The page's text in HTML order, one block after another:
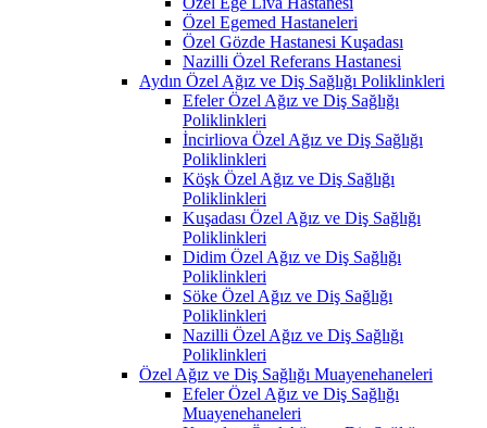
Özel Egemed Hastaneleri
Özel Gözde Hastanesi Kuşadası
Nazilli Özel Referans Hastanesi
Aydın Özel Ağız ve Diş Sağlığı Poliklinkleri
Efeler Özel Ağız ve Diş Sağlığı
Poliklinkleri
İncirliova Özel Ağız ve Diş Sağlığı
Poliklinkleri
Köşk Özel Ağız ve Diş Sağlığı
Poliklinkleri
Kuşadası Özel Ağız ve Diş Sağlığı
Poliklinkleri
Didim Özel Ağız ve Diş Sağlığı
Poliklinkleri
Söke Özel Ağız ve Diş Sağlığı
Poliklinkleri
Nazilli Özel Ağız ve Diş Sağlığı
Poliklinkleri
Özel Ağız ve Diş Sağlığı Muayenehaneleri
Efeler Özel Ağız ve Diş Sağlığı
Muayenehaneleri